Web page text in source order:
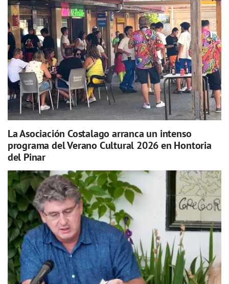
La Asociación Costalago arranca un intenso
programa del Verano Cultural 2026 en Hontoria
del Pinar